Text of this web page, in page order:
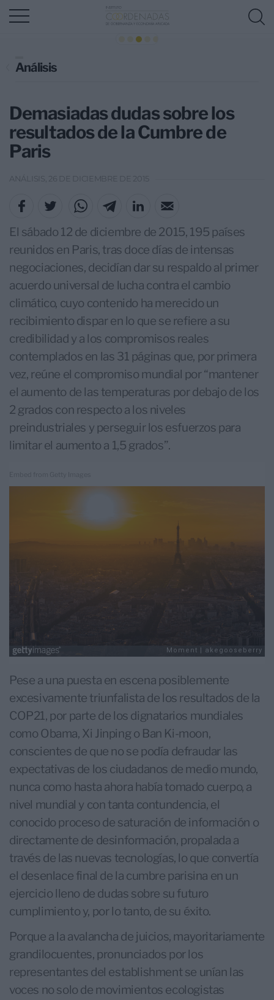
Análisis
Demasiadas dudas sobre los
resultados de la Cumbre de
Paris
ANÁLISIS, 26 DE DICIEMBRE DE 2015
El sábado 12 de diciembre de 2015, 195 países
reunidos en Paris, tras doce días de intensas
negociaciones, decidían dar su respaldo al primer
acuerdo universal de lucha contra el cambio
climático, cuyo contenido ha merecido un
recibimiento dispar en lo que se refiere a su
credibilidad y a los compromisos reales
contemplados en las 31 páginas que, por primera
vez, reúne el compromiso mundial por “mantener
el aumento de las temperaturas por debajo de los
2 grados con respecto a los niveles
preindustriales y perseguir los esfuerzos para
limitar el aumento a 1,5 grados”.
Pese a una puesta en escena posiblemente
excesivamente triunfalista de los resultados de la
COP21, por parte de los dignatarios mundiales
como Obama, Xi Jinping o Ban Ki-moon,
conscientes de que no se podía defraudar las
expectativas de los ciudadanos de medio mundo,
nunca como hasta ahora había tomado cuerpo, a
nivel mundial y con tanta contundencia, el
conocido proceso de saturación de información o
directamente de desinformación, propalada a
través de las nuevas tecnologías, lo que convertía
el desenlace final de la cumbre parisina en un
ejercicio lleno de dudas sobre su futuro
cumplimiento y, por lo tanto, de su éxito.
Porque a la avalancha de juicios, mayoritariamente
grandilocuentes, pronunciados por los
representantes del establishment se unían las
voces no solo de movimientos ecologistas